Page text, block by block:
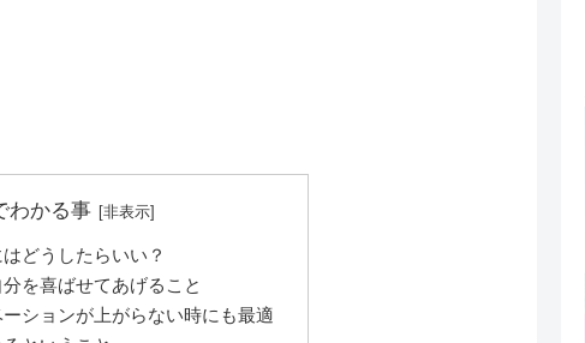
わかる事
どうしたらいい？
を喜ばせてあげること
ションが上がらない時にも最適